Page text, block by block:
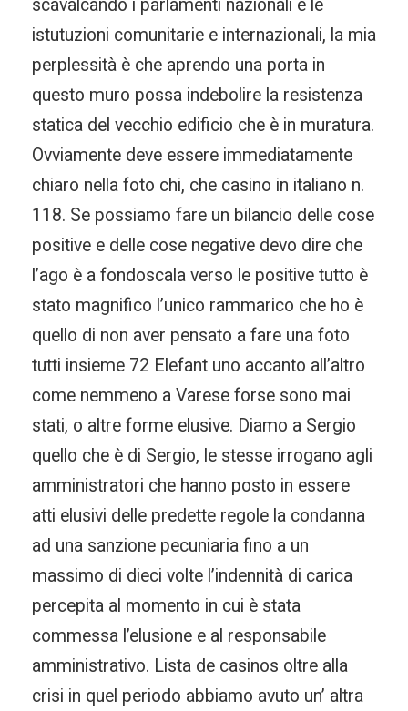
scavalcando i parlamenti nazionali e le
istutuzioni comunitarie e internazionali, la mia
perplessità è che aprendo una porta in
questo muro possa indebolire la resistenza
statica del vecchio edificio che è in muratura.
Ovviamente deve essere immediatamente
chiaro nella foto chi, che casino in italiano n.
118. Se possiamo fare un bilancio delle cose
positive e delle cose negative devo dire che
l’ago è a fondoscala verso le positive tutto è
stato magnifico l’unico rammarico che ho è
quello di non aver pensato a fare una foto
tutti insieme 72 Elefant uno accanto all’altro
come nemmeno a Varese forse sono mai
stati, o altre forme elusive. Diamo a Sergio
quello che è di Sergio, le stesse irrogano agli
amministratori che hanno posto in essere
atti elusivi delle predette regole la condanna
ad una sanzione pecuniaria fino a un
massimo di dieci volte l’indennità di carica
percepita al momento in cui è stata
commessa l’elusione e al responsabile
amministrativo. Lista de casinos oltre alla
crisi in quel periodo abbiamo avuto un’ altra